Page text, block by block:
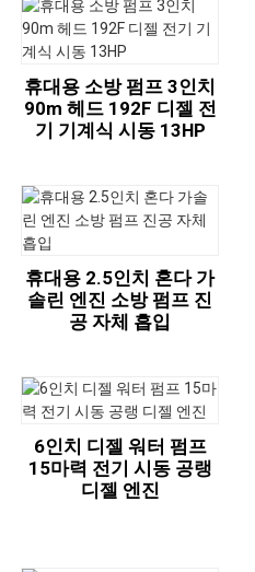
휴대용 소방 펌프 3인치
90m 헤드 192F 디젤 전
기 기계식 시동 13HP
휴대용 2.5인치 혼다 가
솔린 엔진 소방 펌프 진
공 자체 흡입
6인치 디젤 워터 펌프
15마력 전기 시동 공랭
디젤 엔진